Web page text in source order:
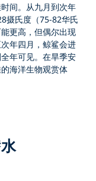
间。从九月到次年
摄氏度（75-82华氏
更高，但偶尔出现
年四月，鲸鲨会进
年可见。在旱季安
海洋生物观赏体